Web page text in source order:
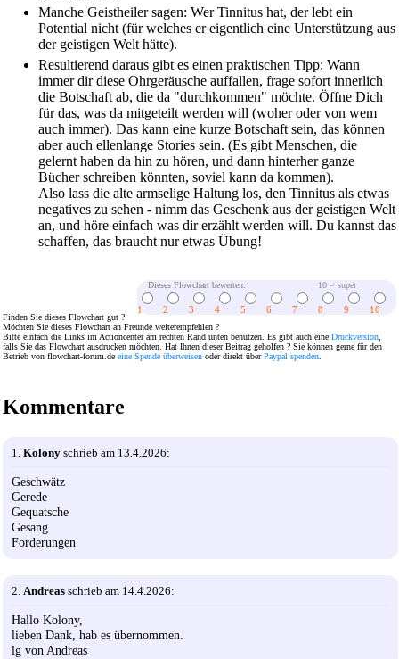
Manche Geistheiler sagen: Wer Tinnitus hat, der lebt ein
Potential nicht (für welches er eigentlich eine Unterstützung aus
der geistigen Welt hätte).
Resultierend daraus gibt es einen praktischen Tipp: Wann
immer dir diese Ohrgeräusche auffallen, frage sofort innerlich
die Botschaft ab, die da "durchkommen" möchte. Öffne Dich
für das, was da mitgeteilt werden will (woher oder von wem
auch immer). Das kann eine kurze Botschaft sein, das können
aber auch ellenlange Stories sein. (Es gibt Menschen, die
gelernt haben da hin zu hören, und dann hinterher ganze
Bücher schreiben könnten, soviel kann da kommen).
Also lass die alte armselige Haltung los, den Tinnitus als etwas
negatives zu sehen - nimm das Geschenk aus der geistigen Welt
an, und höre einfach was dir erzählt werden will. Du kannst das
schaffen, das braucht nur etwas Übung!
Dieses Flowchart bewerten: 10 = super
1 2 3 4 5 6 7 8 9 10
Finden Sie dieses Flowchart gut ?
Möchten Sie dieses Flowchart an Freunde weiterempfehlen ?
Bitte einfach die Links im Actioncenter am rechten Rand unten benutzen. Es gibt auch eine Druckversion
falls Sie das Flowchart ausdrucken möchten. Hat Ihnen dieser Beitrag geholfen ? Sie können gerne für den
Betrieb von flowchart-forum.de eine Spende überweisen oder direkt überPaypal spenden
Kommentare
1. Kolony schrieb am 13.4.2026:
Geschwätz
Gerede
Gequatsche
Gesang
Forderungen
2. Andreas schrieb am 14.4.2026:
Hallo Kolony,
lieben Dank, hab es übernommen.
lg von Andreas